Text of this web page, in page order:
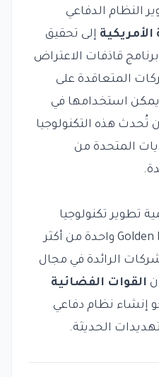
النظام الدفاعي
إلى تحقيق
قاذفات الاعتراض
المتعاقدة على
يمكن استخدامها في
تُحدث هذه التكنولوجيا
المتحدة من
تطوير تكنولوجيا
الدفاع، تبقى مبادرة Golden Dome واحدة من أكثر
الرائدة في مجال
القوات الفضائية
إنشاء نظام دفاعي
الحديثة.